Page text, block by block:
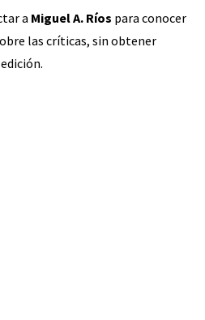
a Miguel A. Ríos para conocer
las críticas, sin obtener